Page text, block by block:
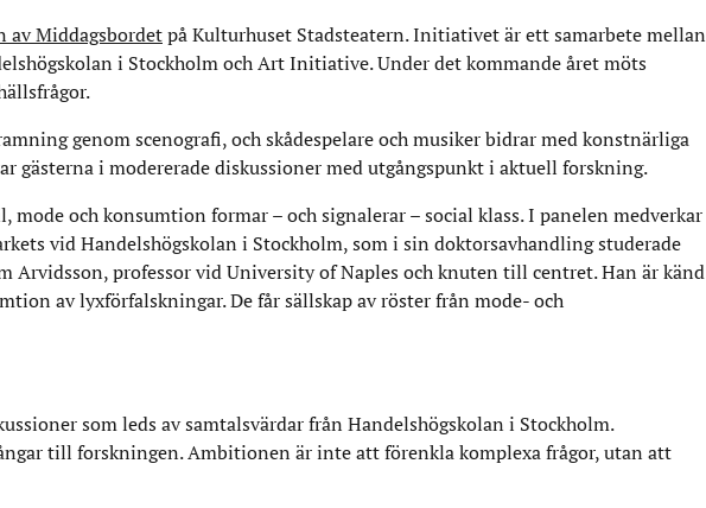
av Middagsbordetpå Kulturhuset Stadsteatern. Initiativet är ett samarbete mellan
i Stockholm och Art Initiative. Under det kommande året möts
genom scenografi, och skådespelare och musiker bidrar med konstnärliga
gästerna i modererade diskussioner med utgångspunkt i aktuell forskning.
och konsumtion formar – och signalerar – social klass. I panelen medverkar
vid Handelshögskolan i Stockholm, som i sin doktorsavhandling studerade
Arvidsson, professor vid University of Naples och knuten till centret. Han är känd
av lyxförfalskningar. De får sällskap av röster från mode- och
som leds av samtalsvärdar från Handelshögskolan i Stockholm.
till forskningen. Ambitionen är inte att förenkla komplexa frågor, utan att